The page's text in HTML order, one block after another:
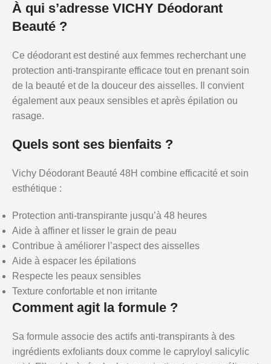
À qui s’adresse VICHY Déodorant
Beauté ?
Ce déodorant est destiné aux femmes recherchant une
protection anti-transpirante efficace tout en prenant soin
de la beauté et de la douceur des aisselles. Il convient
également aux peaux sensibles et après épilation ou
rasage.
Quels sont ses bienfaits ?
Vichy Déodorant Beauté 48H combine efficacité et soin
esthétique :
Protection anti-transpirante jusqu’à 48 heures
Aide à affiner et lisser le grain de peau
Contribue à améliorer l’aspect des aisselles
Aide à espacer les épilations
Respecte les peaux sensibles
Texture confortable et non irritante
Comment agit la formule ?
Sa formule associe des actifs anti-transpirants à des
ingrédients exfoliants doux comme le capryloyl salicylic